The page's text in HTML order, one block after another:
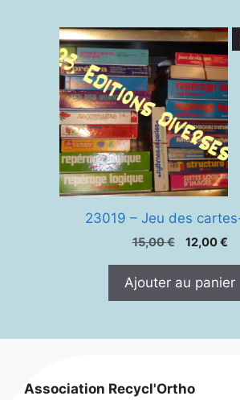
23019 – Jeu des
15,00€
Le
était :
12,00€Le
Ajouter au panier
Association Recycl'Ortho